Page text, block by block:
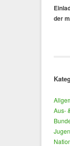
der
Aus-